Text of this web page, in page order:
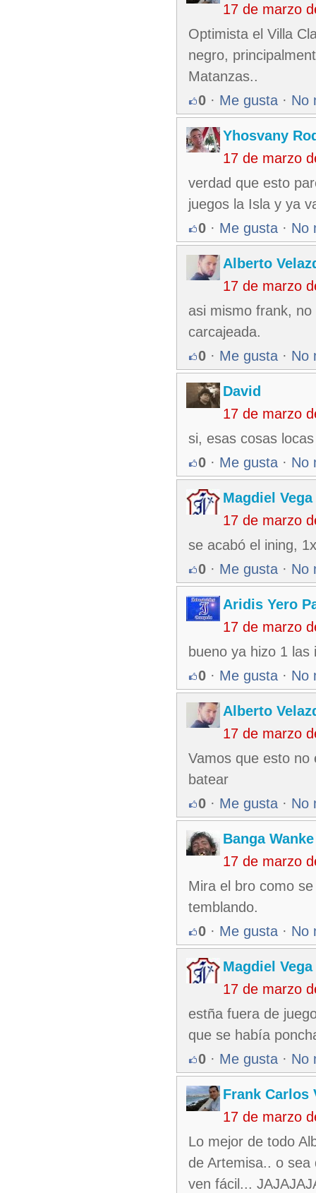
17 de marzo
Optimista el Villa
negro,
Matanzas..
0 · Me gusta · No
Yhosvany
17 de marzo
verdad que esto
juegos la Isla y ya
0 · Me gusta · No
Alberto
17 de marzo
asi mismo frank,
carcajeada.
0 · Me gusta · No
David
17 de marzo
si, esas cosas
0 · Me gusta · No
Magdiel Vega
17 de marzo
se acabó el ining,
0 · Me gusta · No
Aridis Yero
17 de marzo
bueno ya hizo 1 las
0 · Me gusta · No
Alberto
17 de marzo
Vamos que esto no
batear
0 · Me gusta · No
Banga
17 de marzo
Mira el bro como
temblando.
0 · Me gusta · No
Magdiel Vega
17 de marzo
estña fuera de
que se había
0 · Me gusta · No
Frank Carlos
17 de marzo
Lo mejor de todo
de Artemisa.. o sea
ven fácil...